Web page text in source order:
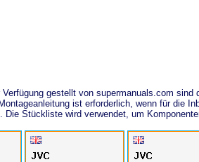
Verfügung gestellt von supermanuals.com
ist erforderlich, wenn für die
Die Stückliste wird verwendet, um